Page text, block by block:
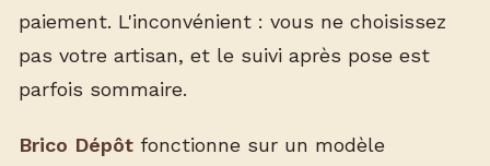
paiement. L'inconvénient : vous ne choisissez
pas votre artisan, et le suivi après pose est
parfois sommaire.
Brico Dépôt fonctionne sur un modèle